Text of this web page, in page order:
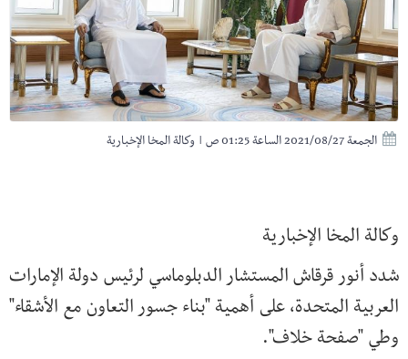
الجمعة 2021/08/27 الساعة 01:25 ص | وكالة المخا الإخبارية
وكالة المخا الإخبارية
شدد أنور قرقاش المستشار الدبلوماسي لرئيس دولة الإمارات
العربية المتحدة، على أهمية "بناء جسور التعاون مع الأشقاء"
وطي "صفحة خلاف".